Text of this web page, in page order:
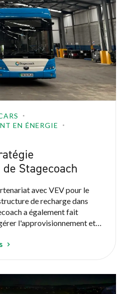
EN ÉNERGIE
Stagecoach
avec VEV pour le
de recharge dans
a également fait
l'approvisionnement et
l'utilisation de l'énergie pour